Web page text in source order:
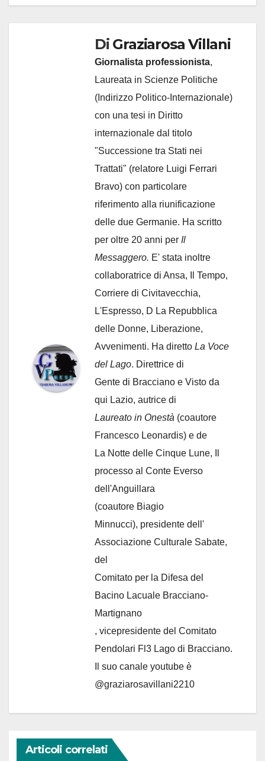
Di Graziarosa Villani
Giornalista professionista,
Laureata in Scienze Politiche
(Indirizzo Politico-Internazionale)
con una tesi in Diritto
internazionale dal titolo
"Successione tra Stati nei
Trattati" (relatore Luigi Ferrari
Bravo) con particolare
riferimento alla riunificazione
delle due Germanie. Ha scritto
per oltre 20 anni per Il
Messaggero. E' stata inoltre
collaboratrice di Ansa, Il Tempo,
Corriere di Civitavecchia,
L'Espresso, D La Repubblica
delle Donne, Liberazione,
Avvenimenti. Ha diretto La Voce
del Lago. Direttrice di
Gente di Bracciano e Visto da
qui Lazio, autrice di
Laureato in Onestà (coautore
Francesco Leonardis) e de
La Notte delle Cinque Lune, Il
processo al Conte Everso
dell'Anguillara
(coautore Biagio
Minnucci), presidente dell'
Associazione Culturale Sabate,
del
Comitato per la Difesa del
Bacino Lacuale Bracciano-
Martignano
, vicepresidente del Comitato
Pendolari Fl3 Lago di Bracciano.
Il suo canale youtube è
@graziarosavillani2210
Articoli correlati